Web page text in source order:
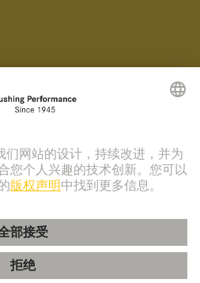
制造有限公司 珠海市创新四路19
9758， +86 400 176 1166
策Cookie 设置隐私政策 - 友盟+
备19078745号-1